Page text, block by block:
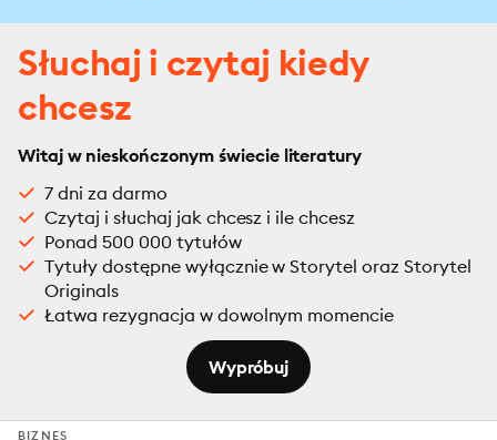
Słuchaj i czytaj kiedy
chcesz
Witaj w nieskończonym świecie literatury
7 dni za darmo
Czytaj i słuchaj jak chcesz i ile chcesz
Ponad 500 000 tytułów
Tytuły dostępne wyłącznie w Storytel oraz Storytel
Originals
Łatwa rezygnacja w dowolnym momencie
Wypróbuj
BIZNES